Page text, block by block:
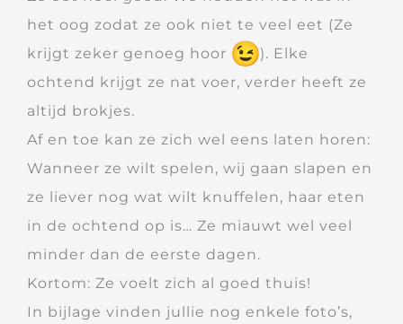
het oog zodat ze ook niet te veel eet (Ze
krijgt zeker genoeg hoor
). Elke
ochtend krijgt ze nat voer, verder heeft ze
altijd brokjes.
Af en toe kan ze zich wel eens laten horen:
Wanneer ze wilt spelen, wij gaan slapen en
ze liever nog wat wilt knuffelen, haar eten
in de ochtend op is… Ze miauwt wel veel
minder dan de eerste dagen.
Kortom: Ze voelt zich al goed thuis!
In bijlage vinden jullie nog enkele foto’s,